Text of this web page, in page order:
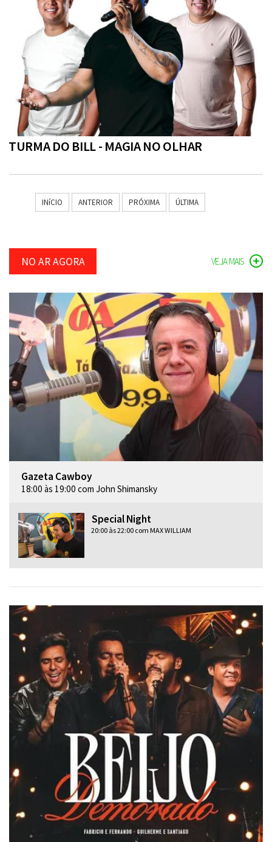
TURMA DO BILL - MAGIA NO OLHAR
INíCIO ANTERIOR PRÓXIMA ÚLTIMA
NO AR AGORA VEJA MAIS
Gazeta Cawboy
18:00 às 19:00 com John Shimansky
Special Night
20:00 às 22:00 com MAX WILLIAM